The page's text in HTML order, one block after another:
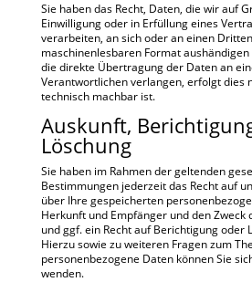
Sie haben das Recht, Daten, die wir auf
Einwilligung oder in Erfüllung eines
verarbeiten, an sich oder an einen
maschinenlesbaren Format aushändigen
die direkte Übertragung der Daten an
Verantwortlichen verlangen, erfolgt dies
technisch machbar ist.
Auskunft,
Löschung
Sie haben im Rahmen der geltenden
Bestimmungen jederzeit das Recht auf
über Ihre gespeicherten
Herkunft und Empfänger und den
und ggf. ein Recht auf Berichtigung oder
Hierzu sowie zu weiteren Fragen zum
personenbezogene Daten können Sie
wenden.